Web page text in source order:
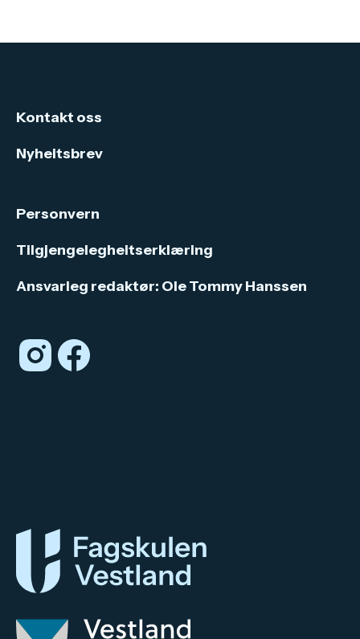
Kontakt oss
Nyheitsbrev
Personvern
Tilgjengelegheitserklæring
Ansvarleg redaktør: Ole Tommy Hanssen